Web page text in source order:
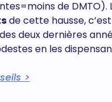
de
de cette hausse,
deux dernières
en les
>